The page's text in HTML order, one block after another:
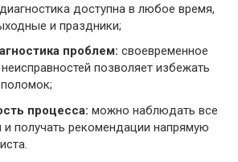
диагностика доступна в любое время,
и праздники;
проблем: своевременное
позволяет избежать
процесса: можно наблюдать все
и получать рекомендации напрямую